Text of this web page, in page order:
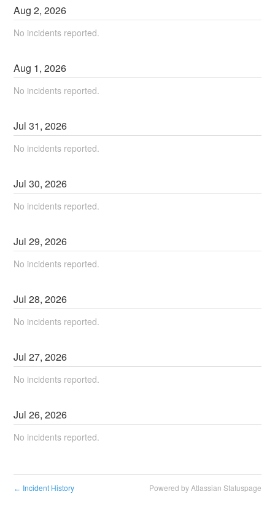
Aug2,2026
No incidents reported.
Aug 1,2026
No incidents reported.
Jul31,2026
No incidents reported.
Jul30,2026
No incidents reported.
Jul29,2026
No incidents reported.
Jul28,2026
No incidents reported.
Jul27,2026
No incidents reported.
Jul26,2026
No incidents reported.
← Incident History Powered by Atlassian Statuspage